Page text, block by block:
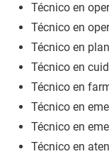
Técnico en
Técnico en
Técnico en
Técnico en
Técnico en
Técnico en
Técnico en
Técnico en